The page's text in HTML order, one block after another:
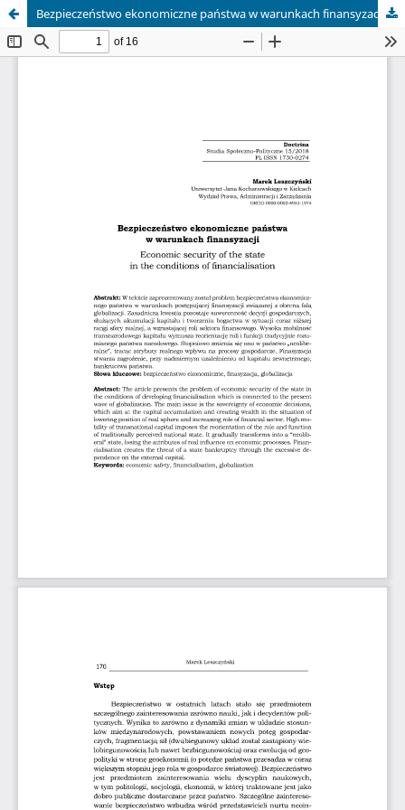
Bezpieczeństwo ekonomiczne państwa w warunkach finansyzacji